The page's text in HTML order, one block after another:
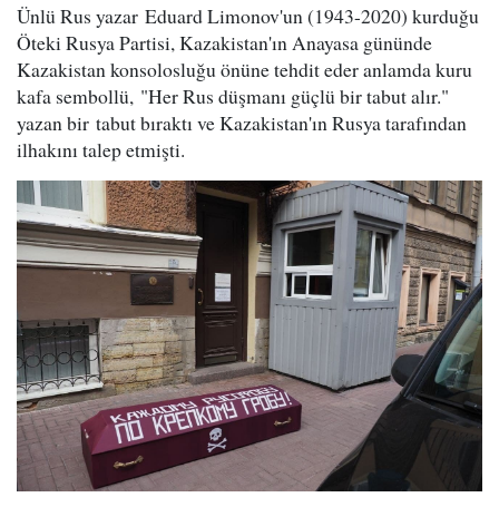
Ünlü Rus yazar Eduard Limonov'un (1943-2020) kurduğu
Öteki Rusya Partisi, Kazakistan'ın Anayasa gününde
Kazakistan konsolosluğu önüne tehdit eder anlamda kuru
kafa sembollü, "Her Rus düşmanı güçlü bir tabut alır."
yazan bir tabut bıraktı ve Kazakistan'ın Rusya tarafından
ilhakını talep etmişti.